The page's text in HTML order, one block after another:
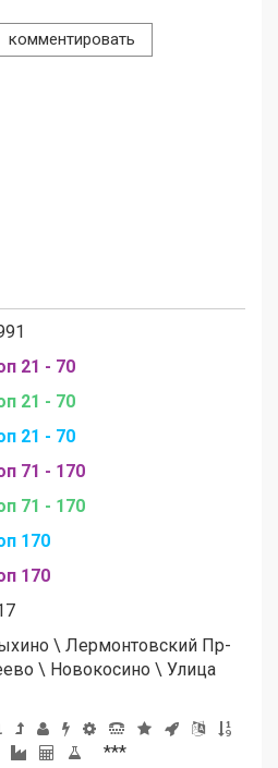
комментировать
21 - 70
21 - 70
21 - 70
71 - 170
71 - 170
170
170
\ Лермонтовский Пр-
\ Новокосино \ Улица
***